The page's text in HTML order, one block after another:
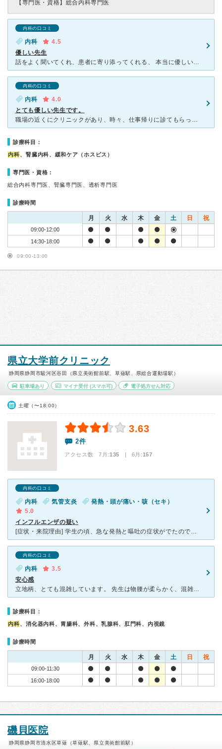
【専門医・資格】 総合内科専門医
内科の口コミ
内科
4.5
優しい先生
話をよく聞いてくれ、患者に寄り添ってくれる、 本当に優しい先生です。 在宅ケアなどもやられているそうで（HPにも記載があります）その人柄がにじみ出ていらっしゃいます。 なので、バシバシ診察し
内科の口コミ
内科
4.0
とても優しい先生です。
職場の近くにクリニックがあり、時々、仕事帰りに診てもらっています。医師は、表情も話し方もとても優しく、安心して何でも話すことができます。診察室に入ると、必ず立ち上がって出迎えてくれる、とても腰の低い先
診療科目：
内科、腎臓内科、緩和ケア（ホスピス）
専門医・資格：
総合内科専門医、腎臓専門医、透析専門医
診療時間
月 火 水 木 金 土 日 祝
09:00-12:00
14:30-18:00
09:00-13:00
県立大学前クリニック
静岡県静岡市駿河区谷田（県立美術館前駅、草薙駅、県総合運動場駅）
駐車場あり マイナ受付(スマホ可) 電子処方せん対応
土曜（〜18:00）
3.63
2件
アクセス数 7月:135 | 6月:157
内科の口コミ
内科 気管支炎
発熱・頭が痛い・咳（セキ）
5.0
インフルエンザの疑い
[症状・来院理由] 学生の頃、急な発熱と嘔吐の症状がでたので、大学の前にある県立大学前クリニックに伺いました。 [医師の診断・治療法] インフルエンザの検査をしていただいた結果、新型インフルエン
内科の口コミ
内科
3.5
安心感
立地柄、とても混雑しています。 先生は物腰が柔らかく、混雑の中でも落ち着いて丁寧に診察してくれます。 いつもニコニコされていらっしゃるので、 それだけでホッとします。 知識も豊富で、今回の
診療科目：
内科、消化器内科、胃腸科、外科、乳腺科、肛門科、内視鏡
診療時間
月 火 水 木 金 土 日 祝
09:00-11:30
16:00-18:00
磯貝医院
静岡県静岡市清水区草薙（草薙駅、県立美術館前駅）